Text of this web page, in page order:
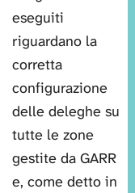
eseguiti
riguardano la
corretta
configurazione
delle deleghe su
tutte le zone
gestite da GARR
e, come detto in